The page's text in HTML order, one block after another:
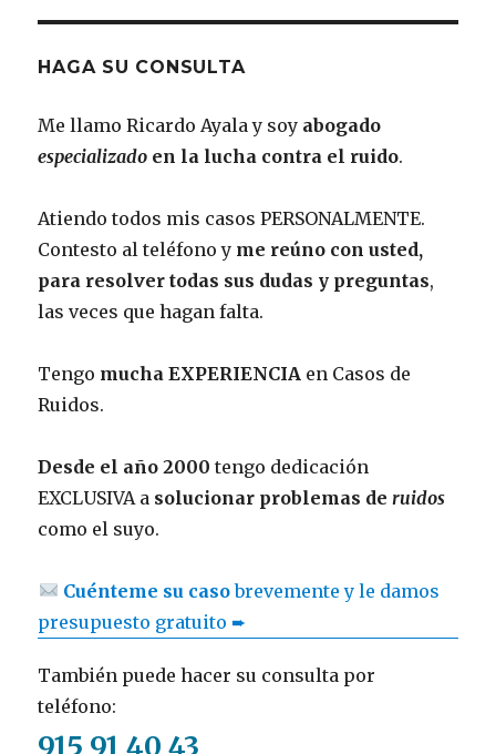
HAGA SU CONSULTA
Me llamo Ricardo Ayala y soy abogado
especializado en la lucha contra el ruido.
Atiendo todos mis casos PERSONALMENTE.
Contesto al teléfono y me reúno con usted,
para resolver todas sus dudas y preguntas,
las veces que hagan falta.
Tengo mucha EXPERIENCIA en Casos de
Ruidos.
Desde el año 2000 tengo dedicación
EXCLUSIVA a solucionar problemas de ruidos
como el suyo.
Cuénteme su casobrevemente y le damos
presupuesto gratuito ➨
También puede hacer su consulta por
teléfono:
915 91 40 43